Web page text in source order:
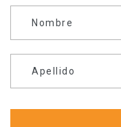
Nombre
Apellido